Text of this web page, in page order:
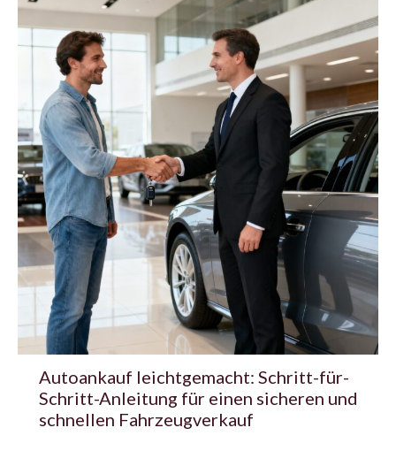
Autoankauf leichtgemacht: Schritt-für-
Schritt-Anleitung für einen sicheren und
schnellen Fahrzeugverkauf